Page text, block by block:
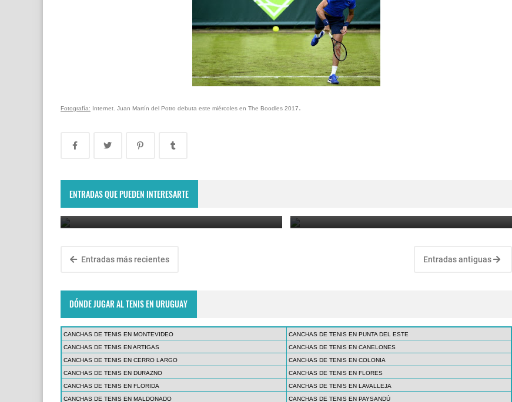
Fotografía: Internet. Juan Martín del Potro debuta este miércoles en The Boodles 2017.
ENTRADAS QUE PUEDEN INTERESARTE
2019
June 15, 2019
Entradas más recientes Entradas antiguas
DÓNDE JUGAR AL TENIS EN URUGUAY
CANCHAS DE TENIS EN MONTEVIDEO
CANCHAS DE TENIS EN PUNTA DEL ESTE
CANCHAS DE TENIS EN ARTIGAS
CANCHAS DE TENIS EN CANELONES
CANCHAS DE TENIS EN CERRO LARGO
CANCHAS DE TENIS EN COLONIA
CANCHAS DE TENIS EN DURAZNO
CANCHAS DE TENIS EN FLORES
CANCHAS DE TENIS EN FLORIDA
CANCHAS DE TENIS EN LAVALLEJA
CANCHAS DE TENIS EN MALDONADO
CANCHAS DE TENIS EN PAYSANDÚ